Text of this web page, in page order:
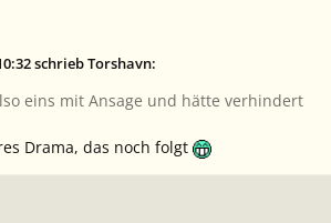
schrieb Torshavn:
eins mit Ansage und hätte verhindert
Drama, das noch folgt